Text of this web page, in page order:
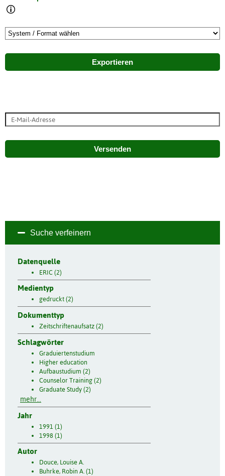
Exportieren
Versenden
Suche verfeinern
Datenquelle
ERIC (2)
Medientyp
gedruckt (2)
Dokumenttyp
Zeitschriftenaufsatz (2)
Schlagwörter
Graduiertenstudium
Higher education
Aufbaustudium (2)
Counselor Training (2)
Graduate Study (2)
mehr...
Jahr
1991 (1)
1998 (1)
Autor
Douce, Louise A.
Buhrke, Robin A. (1)